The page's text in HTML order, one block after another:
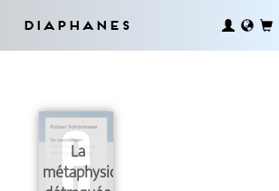
Diaphanes
La
métaphysique